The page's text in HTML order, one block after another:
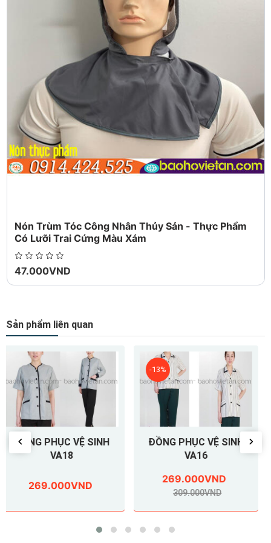
-Số lượng đặt hàng : không hạn chế
-Thời gian giao hàng : 10-15 ngày .
-Nhà sản xuất : công ty may đồng phục Việt An
*Chính sách đổi trả tại công ty bảo hộ lao động Việt An
-Chấp nhận trả lại hàng nếu sản phẩm không như mô tả, người
mua thanh toán chi phí vận chuyển trả hàng lại,
hoặc giữ sản phẩm và đồng ý hoàn trả tiền với người bán. Các
bảo hành của người bán:
-Không có gì quan trọng hơn là đảm bảo rằng người lao động
được an toàn trong công việc.
-Tất cả các đội lái xe và tổ lái làm việc gần đường hoặc vào
ban đêm phải được mặc trang phục có khả năng hiển thị cao
để đảm bảo rằng họ nổi bật với những người lái xe khác có thể
không nhìn thấy họ. Nói như vậy, các quy định về an toàn luôn
công nhân của bạn được an toàn và được trang bị đồng phục
thích hợp nhờ
vào chương trình đồng phục có khả năng hiển thị cao của
Nón Trùm Tóc Công Nhân Thủy Sản - Thực Phẩm
Có Lưỡi Trai Cứng Màu Xám
47.000VND
Sản phẩm liên quan
-13%
ĐỒNG PHỤC VỆ SINH
VA16
269.000VND
309.000VND
-13%
ĐỒNG PHỤC VỆ SINH
VA15
259.000VND
299.000VND